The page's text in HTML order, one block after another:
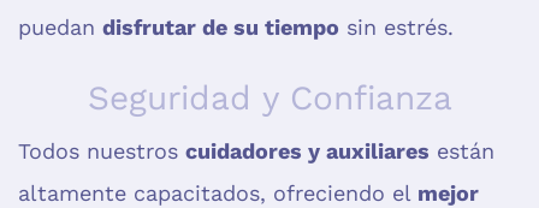
puedan disfrutar de su tiempo sin estrés.
Seguridad y Confianza
Todos nuestros cuidadores y auxiliares están
altamente capacitados, ofreciendo el mejor